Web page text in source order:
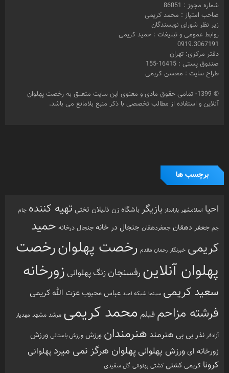
شماره مجوز : 86051
صاحب امتیاز : محمد کریمی
زیر نظر شورای نویسندگان
روابط عمومی و تبلیغات : حمید کریمی
0919.3067191
دفتر مرکزی: تهران
صندوق پستی : 16415-155
طراح سایت : محسن کریمی
© 1399- تمامی حقوق مادی و معنوی این سایت متعلق به رخصت پهلوان
آنلاین و استفاده از مطالب تخصصی با ذکر منبع بلامانع می باشد.
برچسب ها
احیا اسلامشهر بارانداز بازیگرباشگاه زن ذلیلان تختی تهیه کننده جام
جم جعفر دهقان جعفردهقان جنجال در خانه جنجال درخانه حمید
کریمی خبرنگار رحمان مقدم رخصت پهلوانرخصت
پهلوان آنلاین رفسنجان زنگ پهلوانی زورخانه
سعید کریمی سینما شبکه امید عباس محبوبعزت الله کریمی
فرشته مزاحمفیلم محمد کریمی مرشد مشهد مهدیار
آزادفر نذر بی بی هنرمند هنرمندان ورزش ورزش باستانی ورزش
زورخانه ای ورزش پهلوانی پهلوان هرگز نمی میرد پهلوانی
کرونا کریمی کشتی کشتی پهلوانی گل سفیدی